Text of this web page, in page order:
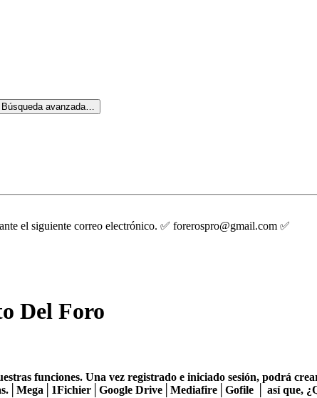
Búsqueda avanzada…
el siguiente correo electrónico. ✅ forerospro@gmail.com ✅
Del Foro
funciones. Una vez registrado e iniciado sesión, podrá
Drive│Mediafire│Gofile │ así que,